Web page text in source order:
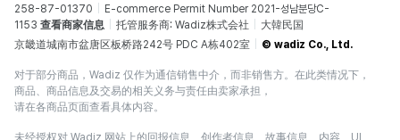
258-87-01370
E-commerce Permit Number 2021-성남분당C-
1153 查看商家信息 托管服务商: Wadiz株式会社
大韓民国
京畿道城南市盆唐区板桥路242号 PDC A栋402室
© wadiz Co., Ltd.
对于部分商品，Wadiz 仅作为通信销售中介，而非销售方。在此类情况下，
商品、商品信息及交易的相关义务与责任由卖家承担，
请在各商品页面查看具体内容。
未经授权对 Wadiz 网站上的回报信息、创作者信息、故事信息、内容、UI